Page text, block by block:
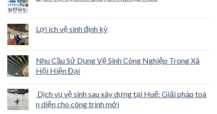
Lợi ích vệ sinh định kỳ
Nhu Cầu Sử Dụng Vệ Sinh Công Nghiệp Trong Xã
Hội Hiện Đại
Dịch vụ vệ sinh sau xây dựng tại Huế: Giải pháp toà
n diện cho công trình mới